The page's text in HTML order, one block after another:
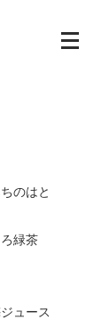
のはと
緑茶
ュース